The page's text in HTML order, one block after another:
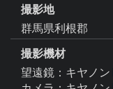
撮影地
群馬県利根郡
撮影機材
望遠鏡：キヤノン